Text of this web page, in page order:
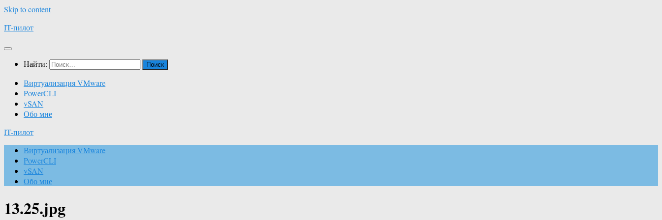
Skip to content
IT-пилот
Найти:
Виртуализация VMware
PowerCLI
vSAN
Обо мне
IT-пилот
Виртуализация VMware
PowerCLI
vSAN
Обо мне
13.25.jpg